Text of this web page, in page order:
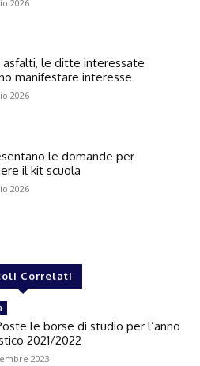
2026
asfalti, le ditte interessate
manifestare interesse
2026
le domande per
il kit scuola
2026
Correlati
le borse di studio per l’anno
2021/2022
2023